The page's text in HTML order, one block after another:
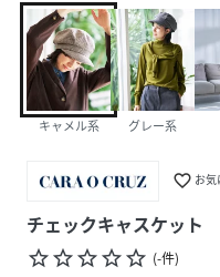
キャメル系 グレー系
favorite_border お
チェックキャスケット
star_borderstar_borderstar_borderstar_borderstar_border (-件)